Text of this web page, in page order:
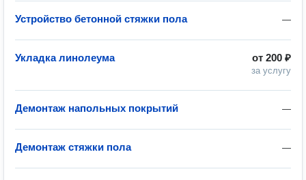
—
Устройство бетонной стяжки пола
от 200 ₽
за услугу
Укладка линолеума
—
Демонтаж напольных покрытий
—
Демонтаж стяжки пола